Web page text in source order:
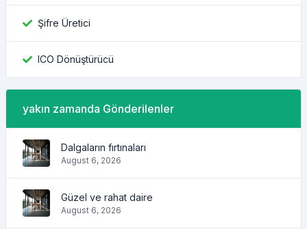
Şifre Üretici
ICO Dönüştürücü
yakın zamanda Gönderilenler
Dalgaların fırtınaları
August 6, 2026
Güzel ve rahat daire
August 6, 2026